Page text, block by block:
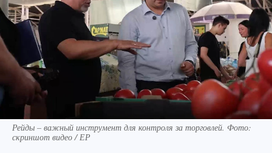
Рейды – важный инструмент для контроля за торговлей. Фото:
скриншот видео / ЕР